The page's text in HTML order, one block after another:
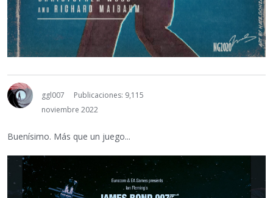
ggl007
Publicaciones: 9,115
noviembre 2022
Buenísimo. Más que un juego...